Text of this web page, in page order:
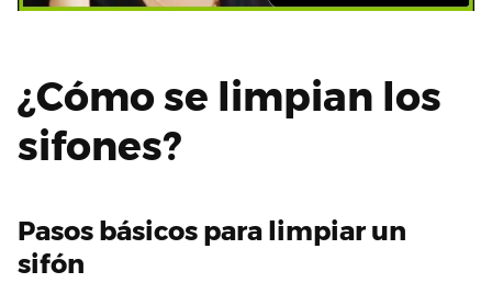
¿Cómo se limpian los
sifones?
Pasos básicos para limpiar un
sifón